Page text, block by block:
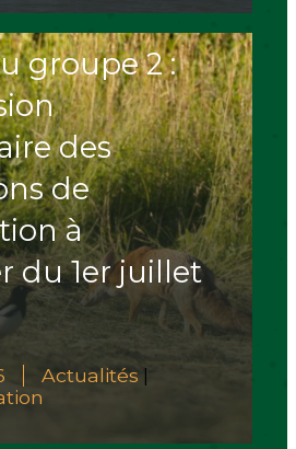
groupe 2 :
des
de
à
du 1er juillet
Actualités